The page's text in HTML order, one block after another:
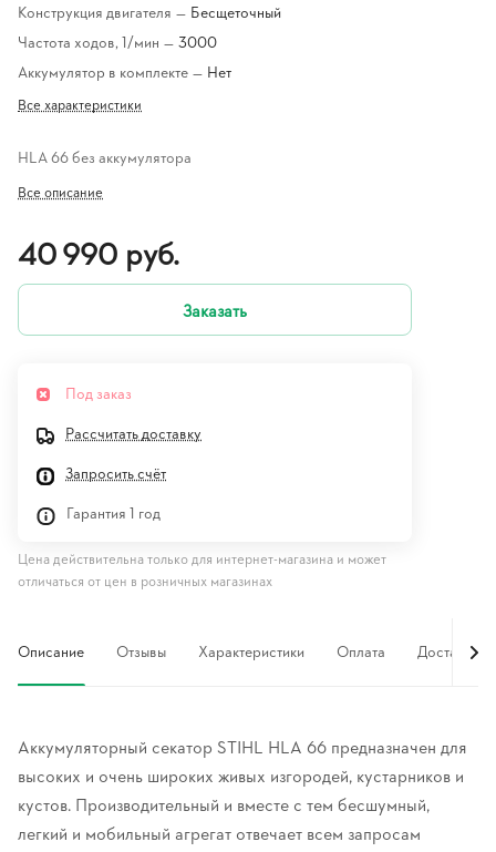
Конструкция двигателя — Бесщеточный
Частота ходов, 1/мин — 3000
Аккумулятор в комплекте — Нет
Все характеристики
HLA 66 без аккумулятора
Все описание
40 990 руб.
Заказать
Под заказ
Рассчитать доставку
Запросить счёт
Гарантия 1 год
Цена действительна только для интернет-магазина и может
отличаться от цен в розничных магазинах
Описание Отзывы Характеристики Оплата Доставка
Аккумуляторный секатор STIHL HLA 66 предназначен для
высоких и очень широких живых изгородей, кустарников и
кустов. Производительный и вместе с тем бесшумный,
легкий и мобильный агрегат отвечает всем запросам